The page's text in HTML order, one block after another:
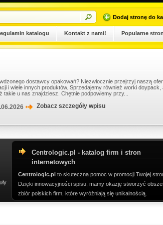
Dodaj stronę do
katalogu Kontakt z nami! Popularne
dostawcy opakowań? Niezwłocznie przejrzyj naszą
i wiele innych produktów. Sprzedajemy również worki
takie u nas znajdziesz. Chętnie podpowiemy przy...
Zobacz szczegóły wpisu
Centrologic.pl - katalog firm i stron
internetowych
Centrologic.pl to skuteczna pomoc w promocji Twojej
Dzięki innowacyjności spisu, mamy okazję stworzyć
zbiór polskich firm, które wyróżniają się unikalnością.